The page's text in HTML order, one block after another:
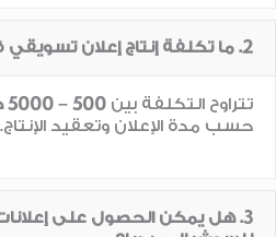
2. ما تكلفة إنتاج إعلان تسويقي في الكويت؟
تتراوح التكلفة بين 500 – 5000 دينار كويتي
حسب مدة الإعلان وتعقيد الإنتاج.
3. هل يمكن الحصول على